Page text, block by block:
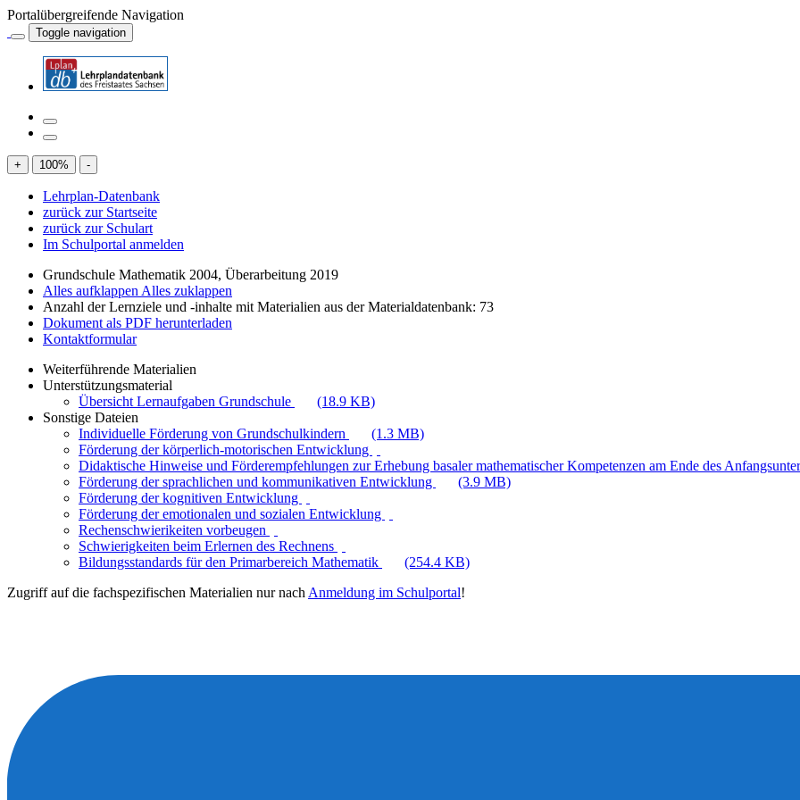
Portalübergreifende Navigation
Toggle navigation
+ 100% -
Lehrplan-Datenbank
zurück zur Startseite
zurück zur Schulart
Im Schulportal anmelden
Grundschule Mathematik 2004, Überarbeitung 2019
Alles aufklappen Alles zuklappen
Anzahl der Lernziele und -inhalte mit Materialien aus der Materialdatenbank: 73
Dokument als PDF herunterladen
Kontaktformular
Weiterführende Materialien
Unterstützungsmaterial
Übersicht Lernaufgaben Grundschule
(18.9 KB)
Sonstige Dateien
Individuelle Förderung von Grundschulkindern
(1.3 MB)
Förderung der körperlich-motorischen Entwicklung
Didaktische Hinweise und Förderempfehlungen zur Erhebung basaler mathematischer Kompetenzen am Ende des
Förderung der sprachlichen und kommunikativen Entwicklung
(3.9 MB)
Förderung der kognitiven Entwicklung
Förderung der emotionalen und sozialen Entwicklung
Rechenschwierikeiten vorbeugen
Schwierigkeiten beim Erlernen des Rechnens
Bildungsstandards für den Primarbereich Mathematik
(254.4 KB)
Zugriff auf die fachspezifischen Materialien nur nach Anmeldung im Schulportal!